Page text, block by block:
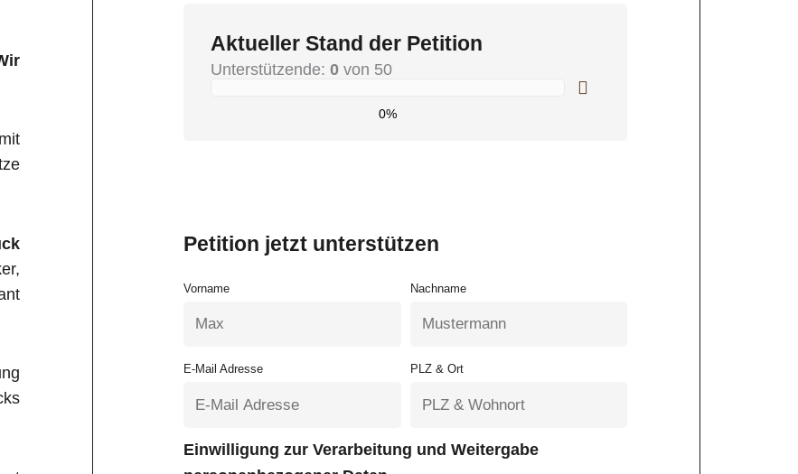
Aktueller Stand der Petition
Unterstützende:0 von 50
0%
Petition jetzt unterstützen
Vorname Nachname
E-Mail Adresse PLZ & Ort
Einwilligung zur Verarbeitung und Weitergabe